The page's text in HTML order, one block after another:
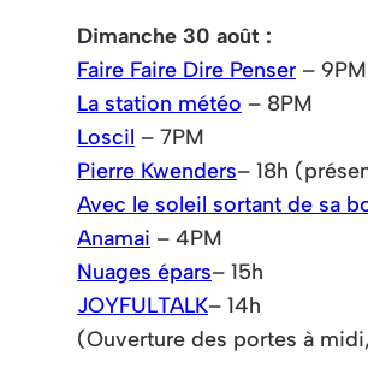
Dimanche 30 août :
Faire Faire Dire Penser – 9PM
La station météo – 8PM
Loscil – 7PM
Pierre Kwenders– 18h
Avec le soleil sortant de sa
Anamai – 4PM
Nuages épars– 15h
JOYFULTALK– 14h
(Ouverture des portes à